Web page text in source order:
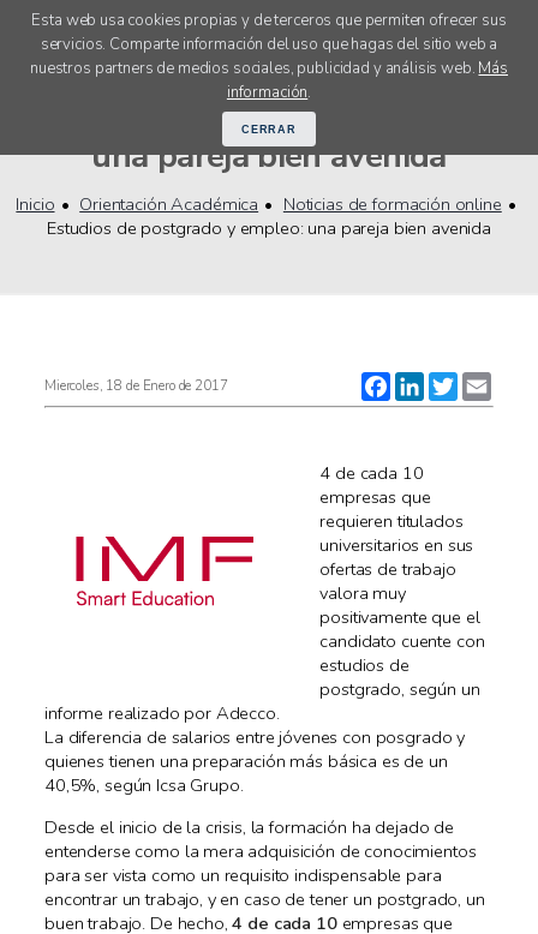
Esta web usa cookies propias y de terceros que permiten ofrecer sus
servicios. Comparte información del uso que hagas del sitio web a
nuestros partners de medios sociales, publicidad y análisis web. Más
información.
CERRAR
menú
Estudios de postgrado y empleo:
una pareja bien avenida
Inicio Orientación Académica
Noticias de formación online
Estudios de postgrado y empleo: una pareja bien avenida
Facebook
LinkedIn
Twitter
Miercoles, 18 de Enero de 2017
4 de cada 10
empresas que
requieren titulados
universitarios en sus
ofertas de trabajo
valora muy
positivamente que el
candidato cuente con
estudios de
postgrado, según un
informe realizado por Adecco.
La diferencia de salarios entre jóvenes con posgrado y
quienes tienen una preparación más básica es de un
40,5%, según Icsa Grupo.
Desde el inicio de la crisis, la formación ha dejado de
entenderse como la mera adquisición de conocimientos
para ser vista como un requisito indispensable para
encontrar un trabajo, y en caso de tener un postgrado, un
buen trabajo. De hecho,4 de cada 10empresas que